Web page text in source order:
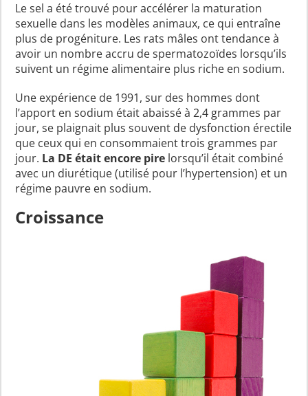
Le sel a été trouvé pour accélérer la maturation
sexuelle dans les modèles animaux, ce qui entraîne
plus de progéniture. Les rats mâles ont tendance à
avoir un nombre accru de spermatozoïdes lorsqu’ils
suivent un régime alimentaire plus riche en sodium.
Une expérience de 1991, sur des hommes dont
l’apport en sodium était abaissé à 2,4 grammes par
jour, se plaignait plus souvent de dysfonction érectile
que ceux qui en consommaient trois grammes par
jour. La DE était encore pire lorsqu’il était combiné
avec un diurétique (utilisé pour l’hypertension) et un
régime pauvre en sodium.
Croissance